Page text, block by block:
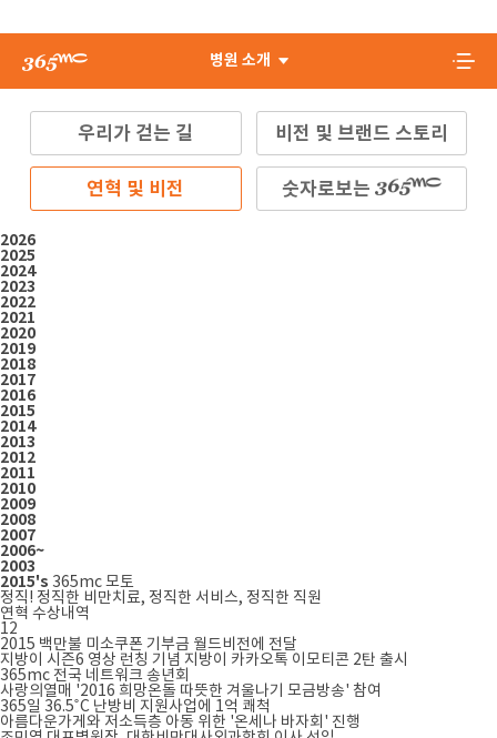
병원 소개
우리가 걷는 길 비전 및 브랜드 스토리
연혁 및 비전 숫자로보는
2026
2025
2024
2023
2022
2021
2020
2019
2018
2017
2016
2015
2014
2013
2012
2011
2010
2009
2008
2007
2006~
2003
2015's 365mc 모토
정직! 정직한 비만치료, 정직한 서비스, 정직한 직원
연혁 수상내역
12
2015 백만불 미소쿠폰 기부금 월드비전에 전달
지방이 시즌6 영상 런칭 기념 지방이 카카오톡 이모티콘 2탄 출시
365mc 전국 네트워크 송년회
사랑의열매 '2016 희망온돌 따뜻한 겨울나기 모금방송' 참여
365일 36.5˚C 난방비 지원사업에 1억 쾌척
아름다운가게와 저소득층 아동 위한 '온세나 바자회' 진행